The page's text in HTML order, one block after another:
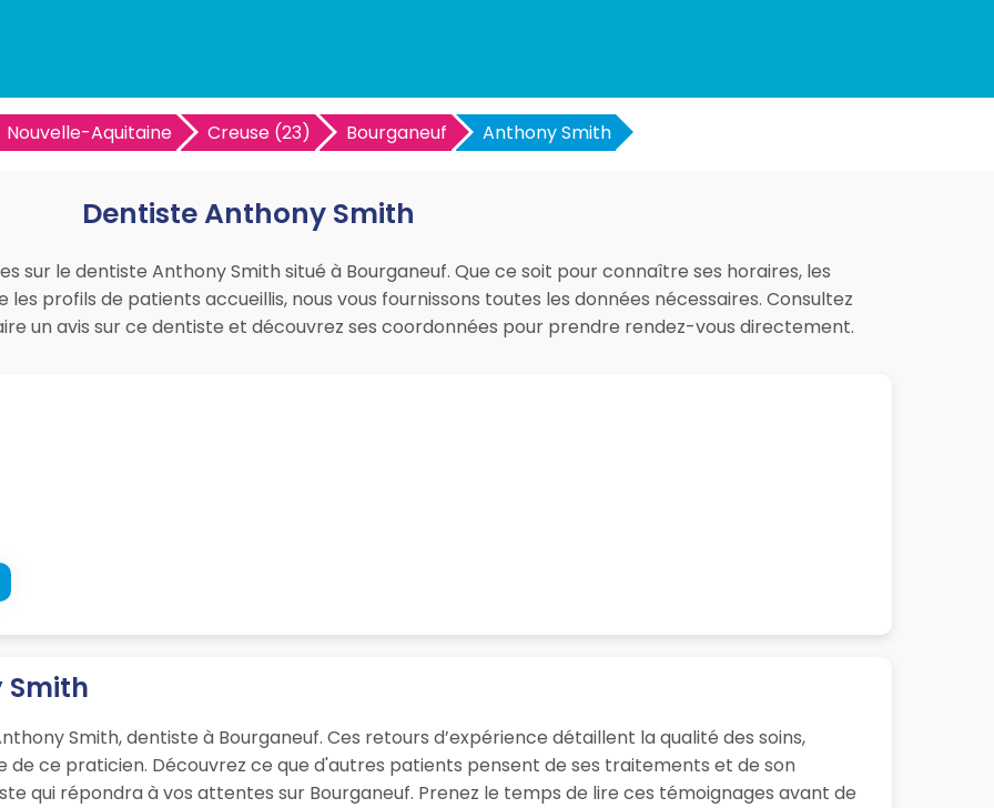
Nouvelle-Aquitaine Creuse (23) Bourganeuf Anthony Smith
Dentiste Anthony Smith
sur le dentiste Anthony Smith situé à Bourganeuf. Que ce soit pour connaître ses horaires, les
profils de patients accueillis, nous vous fournissons toutes les données nécessaires. Consultez
un avis sur ce dentiste et découvrez ses coordonnées pour prendre rendez-vous directement.
Smith
Smith, dentiste à Bourganeuf. Ces retours d’expérience détaillent la qualité des soins,
de ce praticien. Découvrez ce que d'autres patients pensent de ses traitements et de son
qui répondra à vos attentes sur Bourganeuf. Prenez le temps de lire ces témoignages avant de